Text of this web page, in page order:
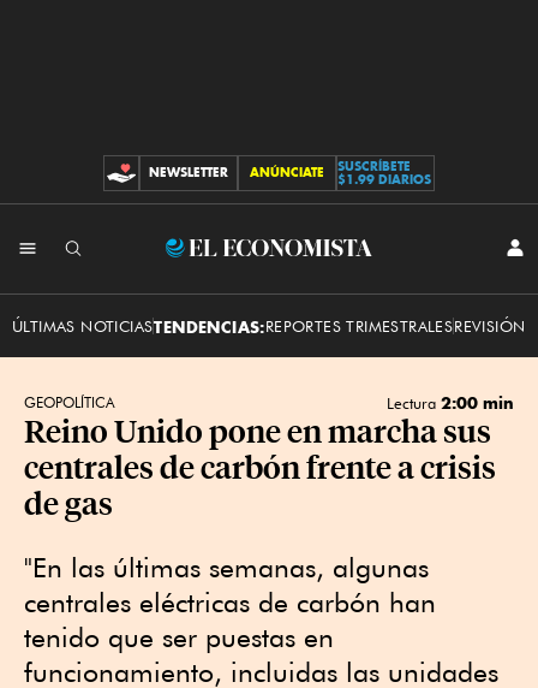
CONTRIBUCIONES
NEWSLETTER ANÚNCIATE
SUSCRÍBETE
$1.99 DIARIOS
El
ÚLTIMAS NOTICIASTENDENCIAS:REPORTES TRIMESTRALESREVISIÓN
GEOPOLÍTICA Lectura 2:00 min
Reino Unido pone en marcha sus
centrales de carbón frente a crisis
de gas
"En las últimas semanas, algunas
centrales eléctricas de carbón han
tenido que ser puestas en
funcionamiento, incluidas las unidades